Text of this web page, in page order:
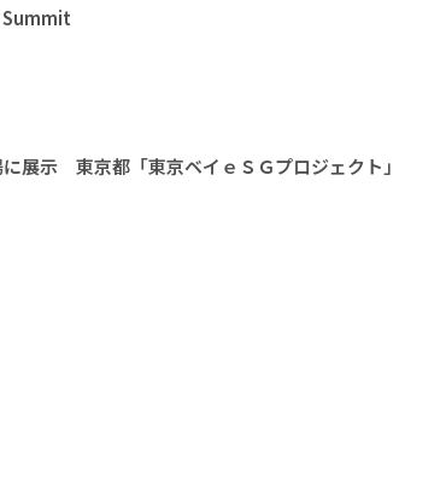
Summit
展示 東京都「東京ベイｅＳＧプロジェクト」